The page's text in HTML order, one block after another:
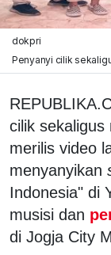
dokpri
Penyanyi cilik
cilik sekaligus
merilis video
menyanyikan
Indonesia" di
musisi dan
di Jogja City